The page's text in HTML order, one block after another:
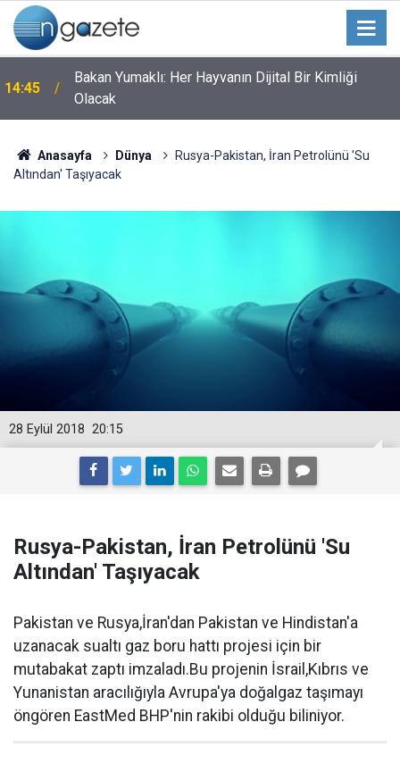
14:45
Bakan Yumaklı: Her Hayvanın Dijital Bir Kimliği
Olacak
Anasayfa Dünya
Rusya-Pakistan, İran Petrolünü 'Su
Altından' Taşıyacak
20:15
28 Eylül 2018
Rusya-Pakistan, İran Petrolünü 'Su
Altından' Taşıyacak
Pakistan ve Rusya,İran'dan Pakistan ve Hindistan'a
uzanacak sualtı gaz boru hattı projesi için bir
mutabakat zaptı imzaladı.Bu projenin İsrail,Kıbrıs ve
Yunanistan aracılığıyla Avrupa'ya doğalgaz taşımayı
öngören EastMed BHP'nin rakibi olduğu biliniyor.